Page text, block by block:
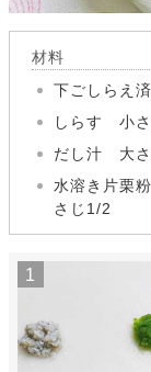
材料
下ごしらえ
しらす 小さ
だし汁 大さ
水溶き片栗
さじ1/2